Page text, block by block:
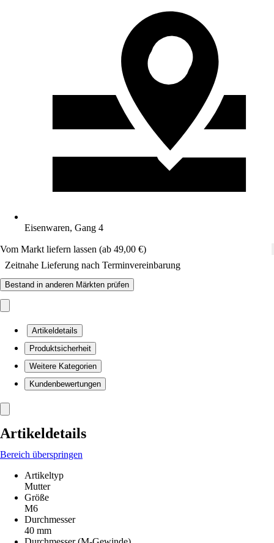
Eisenwaren, Gang 4
Vom Markt liefern lassen (ab 49,00 €)
Zeitnahe Lieferung nach Terminvereinbarung
Bestand in anderen Märkten prüfen
Artikeldetails
Produktsicherheit
Weitere Kategorien
Kundenbewertungen
Artikeldetails
Bereich überspringen
Artikeltyp
Mutter
Größe
M6
Durchmesser
40 mm